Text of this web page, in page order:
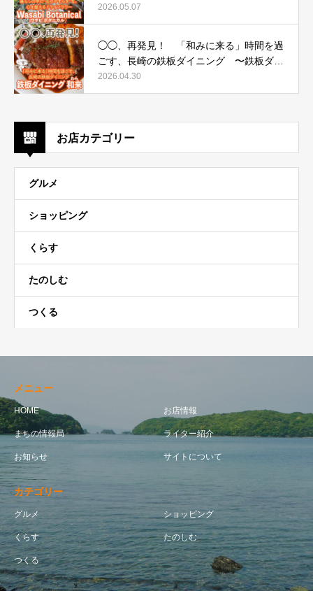
Wasabi Botanical（ワサビ ボタニカル）〜
2026.05.07
◯◯、再発見！ 「和みに来る」時間を過
ごす、長崎の鉄板ダイニング 〜鉄板ダイ
ニング 和来（わら）〜
2026.04.30
お店カテゴリー
グルメ
ショッピング
くらす
たのしむ
つくる
メニュー
HOME お店情報
まちの情報局 ライター紹介
お知らせ サイトについて
カテゴリー
グルメ ショッピング
くらす たのしむ
つくる